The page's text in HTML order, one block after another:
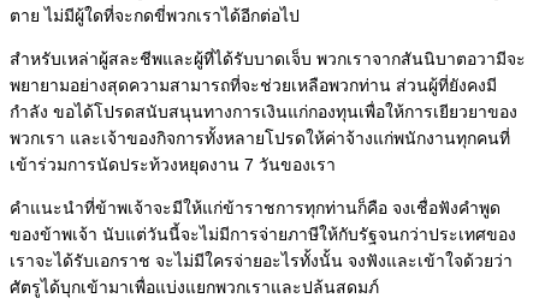
ตาย ไม่มีผู้ใดที่จะกดขี่พวกเราได้อีกต่อไป
สำหรับเหล่าผู้สละชีพและผู้ที่ได้รับบาดเจ็บ พวกเราจากสันนิบาตอวามีจะ
พยายามอย่างสุดความสามารถที่จะช่วยเหลือพวกท่าน ส่วนผู้ที่ยังคงมี
กำลัง ขอได้โปรดสนับสนุนทางการเงินแก่กองทุนเพื่อให้การเยียวยาของ
พวกเรา และเจ้าของกิจการทั้งหลายโปรดให้ค่าจ้างแก่พนักงานทุกคนที่
เข้าร่วมการนัดประท้วงหยุดงาน 7 วันของเรา
คำแนะนำที่ข้าพเจ้าจะมีให้แก่ข้าราชการทุกท่านก็คือ จงเชื่อฟังคำพูด
ของข้าพเจ้า นับแต่วันนี้จะไม่มีการจ่ายภาษีให้กับรัฐจนกว่าประเทศของ
เราจะได้รับเอกราช จะไม่มีใครจ่ายอะไรทั้งนั้น จงฟังและเข้าใจด้วยว่า
ศัตรูได้บุกเข้ามาเพื่อแบ่งแยกพวกเราและปล้นสดมภ์